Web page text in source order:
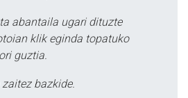
abantaila ugari dituzte
klik eginda topatuko
guztia.
bazkide.